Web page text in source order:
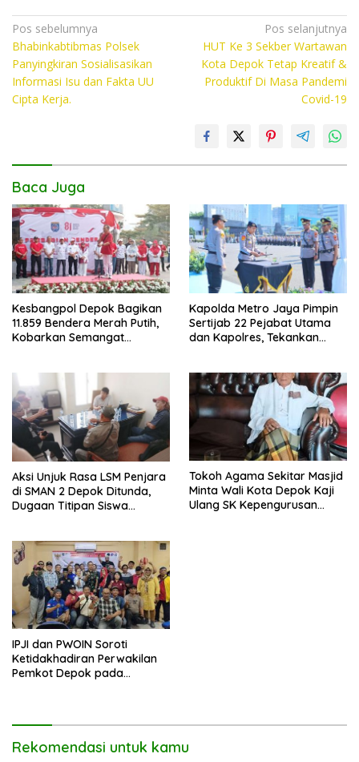
ac
e
b
o
o
w
itt
er
h
at
s
A
o
y
Li
Navigasi
pos
Pos sebelumnya
Bhabinkabtibmas Polsek
Panyingkiran Sosialisasikan
Informasi Isu dan Fakta UU
Cipta Kerja.
Pos selanjutnya
HUT Ke 3 Sekber Wartawan
Kota Depok Tetap Kreatif &
Produktif Di Masa Pandemi
Covid-19
Baca Juga
Kesbangpol Depok Bagikan
11.859 Bendera Merah Putih,
Kobarkan Semangat
Kapolda Metro Jaya Pimpin
Sertijab 22 Pejabat Utama
dan Kapolres, Tekankan
Aksi Unjuk Rasa LSM Penjara
di SMAN 2 Depok Ditunda,
Dugaan Titipan Siswa
Tokoh Agama Sekitar Masjid
Minta Wali Kota Depok Kaji
Ulang SK Kepengurusan
IPJI dan PWOIN Soroti
Ketidakhadiran Perwakilan
Pemkot Depok pada
Rekomendasi untuk kamu